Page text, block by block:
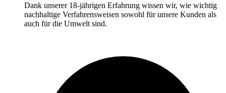
Dank unserer 18-jährigen Erfahrung wissen wir, wie wichtig
nachhaltige Verfahrensweisen sowohl für unsere Kunden als
auch für die Umwelt sind.